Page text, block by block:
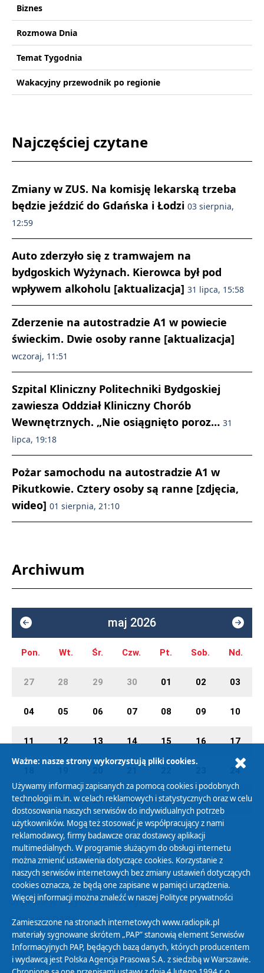
Biznes
Rozmowa Dnia
Temat Tygodnia
Wakacyjny przewodnik po regionie
Najczęściej czytane
Zmiany w ZUS. Na komisję lekarską trzeba
będzie jeździć do Gdańska i Łodzi 03 sierpnia,
12:59
Auto zderzyło się z tramwajem na
bydgoskich Wyżynach. Kierowca był pod
wpływem alkoholu [aktualizacja] 31 lipca, 15:58
Zderzenie na autostradzie A1 w powiecie
świeckim. Dwie osoby ranne [aktualizacja]
wczoraj, 11:51
Szpital Kliniczny Politechniki Bydgoskiej
zawiesza Oddział Kliniczny Chorób
Wewnętrznych. „Nie osiągnięto poroz… 31
lipca, 19:18
Pożar samochodu na autostradzie A1 w
Pikutkowie. Cztery osoby są ranne [zdjęcia,
wideo] 01 sierpnia, 21:10
Archiwum
maj 2026
Pon. Wt. Śr. Czw. Pt. Sob. Nd.
27 28 29 30 01 02 03
04 05 06 07 08 09 10
11 12 13 14 15 16 17
24
25 26 27 28 29 30 31
Polityka Prywatności
Zasady korzystania z Serwisu
Organizacje Pożytku Publicznego
Cyfryzacja DAB+
Polityka ochrony danych osobowych
Abonament
Ważne: nasze strony wykorzystują pliki cookies.
Używamy informacji zapisanych za pomocą cookies i podobnych
technologii m.in. w celach reklamowych i statystycznych oraz w celu
dostosowania naszych serwisów do indywidualnych potrzeb
użytkowników. Mogą też stosować je współpracujący z nami
reklamodawcy, firmy badawcze oraz dostawcy aplikacji
multimedialnych. W programie służącym do obsługi internetu
można zmienić ustawienia dotyczące cookies. Korzystanie z
naszych serwisów internetowych bez zmiany ustawień dotyczących
cookies oznacza, że będą one zapisane w pamięci urządzenia.
Więcej informacji można znaleźć w naszej Polityce prywatności
Zamieszczone na stronach internetowych www.radiopik.pl
materiały sygnowane skrótem „PAP” stanowią element Serwisów
Informacyjnych PAP, będących bazą danych, których producentem
i wydawcą jest Polska Agencja Prasowa S.A. z siedzibą w Warszawie.